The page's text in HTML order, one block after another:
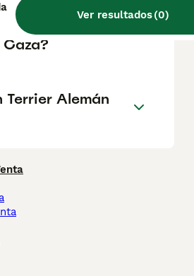
Ver resultados(0)
un Terrier
Terrier Alemán